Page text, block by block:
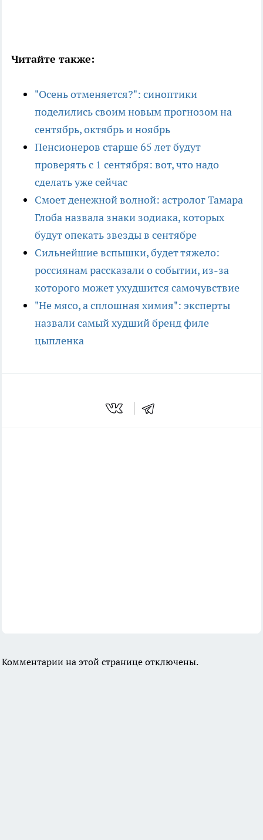
Читайте также:
"Осень отменяется?": синоптики
поделились своим новым прогнозом на
сентябрь, октябрь и ноябрь
Пенсионеров старше 65 лет будут
проверять с 1 сентября: вот, что надо
сделать уже сейчас
Смоет денежной волной: астролог Тамара
Глоба назвала знаки зодиака, которых
будут опекать звезды в сентябре
Сильнейшие вспышки, будет тяжело:
россиянам рассказали о событии, из-за
которого может ухудшится самочувствие
"Не мясо, а сплошная химия": эксперты
назвали самый худший бренд филе
цыпленка
Комментарии на этой странице отключены.